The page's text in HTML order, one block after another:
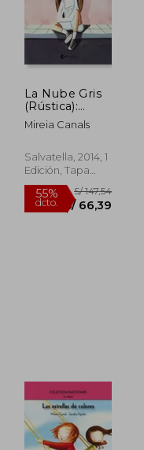
55%
dcto. S/ 66,39
La Nube Gris
(Rústica):
Emociones 6
(la
(Emociones
(Rústica))
Mireia Canals
Salvatella, 2014, 1
Edición, Tapa
Blanda, Nuevo
55% S/ 147,54